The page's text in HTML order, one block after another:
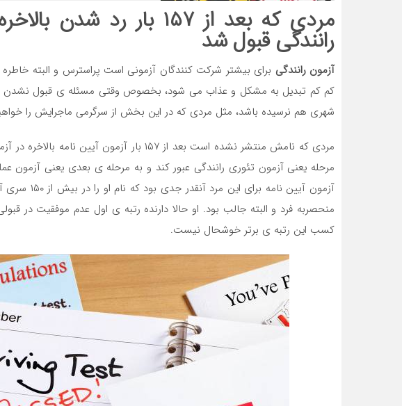
مردی که بعد از ۱۵۷ بار رد
رانندگی قبول شد
آزمون رانندگی برای بیشتر شرکت کنندگان آزمونی است پراسترس و البته خاطره
کم کم تبدیل به مشکل و عذاب می شود، بخصوص وقتی مسئله ی قبول نشدن در
شهری هم نرسیده باشد، مثل مردی که در این بخش از سرگرمی ماجرایش را
مردی که نامش منتشر نشده است بعد از ۱۵۷ بار
مرحله یعنی آزمون تئوری رانندگی عبور کند و به مرحله ی بعدی یعنی آزمون
آزمون آیین
منحصربه فرد و البته جالب بود. او حالا دارنده رتبه ی اول عدم موفقیت در
کسب این رتبه ی برتر خوشحال نیست.